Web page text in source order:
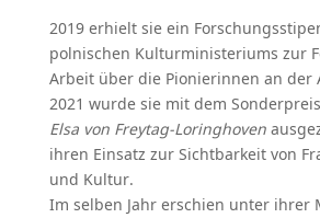
2019 erhielt sie ein
polnischen Kulturministeriums zur
Arbeit über die Pionierinnen an der
2021 wurde sie mit dem Sonderpreis
Elsa von Freytag-Loringhoven
ihren Einsatz zur Sichtbarkeit von
und Kultur.
Im selben Jahr erschien unter ihrer